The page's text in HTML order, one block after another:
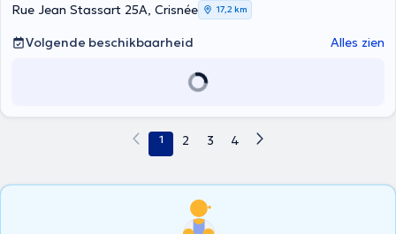
Rue Jean Stassart 25A, Crisnée 17,2 km
Volgende beschikbaarheid Alles zien
1 2 3 4